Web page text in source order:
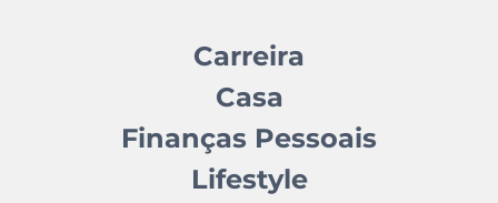
Carreira
Casa
Finanças Pessoais
Lifestyle